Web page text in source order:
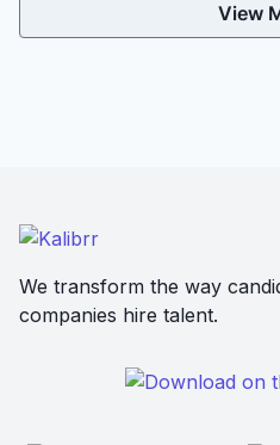
View
We transform the way
companies hire talent.